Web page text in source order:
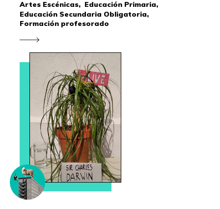
Artes Escénicas, Educación Primaria,
Educación Secundaria Obligatoria,
Formación profesorado